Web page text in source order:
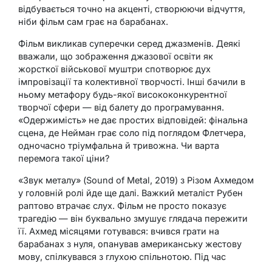
відбувається точно на акценті, створюючи відчуття,
ніби фільм сам грає на барабанах.
Фільм викликав суперечки серед джазменів. Деякі
вважали, що зображення джазової освіти як
жорсткої військової муштри спотворює дух
імпровізації та колективної творчості. Інші бачили в
ньому метафору будь-якої висококонкурентної
творчої сфери — від балету до програмування.
«Одержимість» не дає простих відповідей: фінальна
сцена, де Нейман грає соло під поглядом Флетчера,
одночасно тріумфальна й тривожна. Чи варта
перемога такої ціни?
«Звук металу» (Sound of Metal, 2019) з Різом Ахмедом
у головній ролі йде ще далі. Важкий металіст Рубен
раптово втрачає слух. Фільм не просто показує
трагедію — він буквально змушує глядача пережити
її. Ахмед місяцями готувався: вчився грати на
барабанах з нуля, опанував американську жестову
мову, спілкувався з глухою спільнотою. Під час